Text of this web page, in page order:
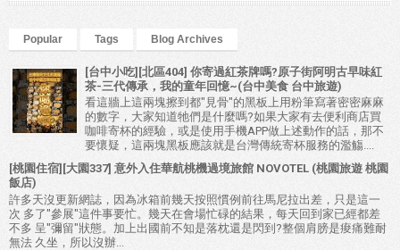
Popular Tags Blog Archives
[台中小吃][北區404] 你寄過紅茶牌嗎?原子街阿明古早味紅
茶-三代傳承，我的童年回憶~(台中美食 台中旅遊)
看這牆上這兩塊擦到都"見骨"的黑板上用粉筆寫著密密麻麻
的數字，大家知道牠們是什麼嗎?如果大家有去便利商店買
咖啡寄杯的經驗，或是使用手機APP做上述動作的話，那不
要懷疑，這兩塊黑板應該就是台灣傳統寄杯服務的濫觴....
[桃園住宿][大園337] 意外入住華航桃機過境旅館 NOVOTEL (桃園旅遊 桃園
飯店)
許多天沒更新網誌，因為冰箱前幾天按照慣例前往馬尼拉出差，只是這一
次 多了"參展"這件事要忙。幾天在會場忙碌的結果，每天回到家已經都差
不多 呈"彌留"狀態。加上出國前不知是落枕還是閃到?整個肩膀是痠痛難耐
無法 久坐，所以沒辦...